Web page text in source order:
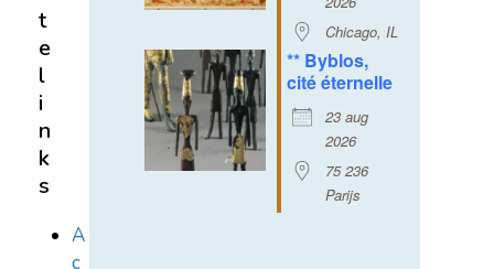
Chicago, IL
** Byblos,
cité éternelle
23 aug
2026
75 236
Parijs
t
e
l
i
n
k
s
A
c